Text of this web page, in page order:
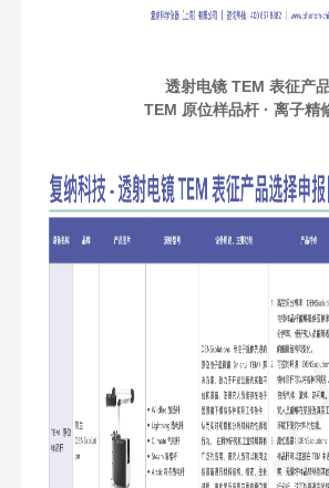
透射电镜 TEM 表征产
TEM 原位样品杆 · 离子精